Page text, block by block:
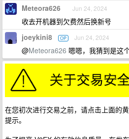
Meteora626 Jun 24, 2024
收去开机器到欠费然后换新号
joeykini8 OP Jun 24, 2024
@Meteora626 嗯嗯，我猜到是这
在您初次进行交易之前，请点击上面的
提示。